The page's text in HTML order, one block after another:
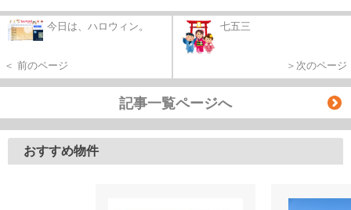
今日は、ハロウィン。
＜ 前のページ
七五三
＞次のページ
記事一覧ページへ
おすすめ物件